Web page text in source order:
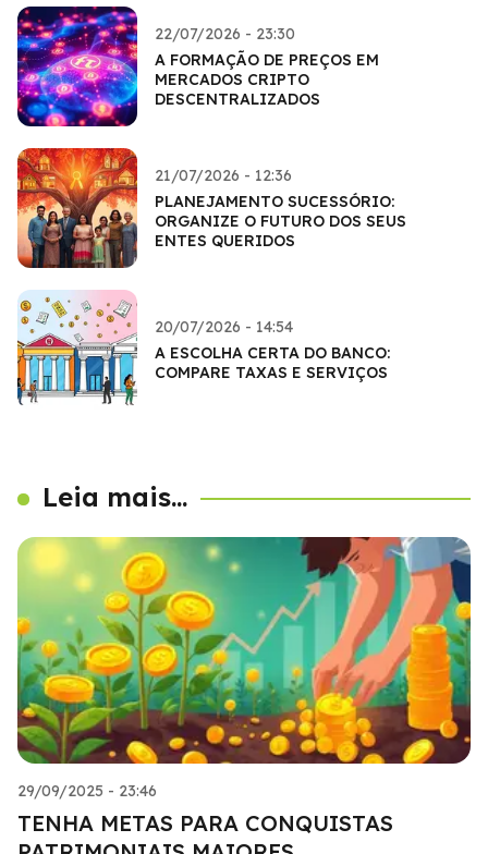
22/07/2026 - 23:30
A FORMAÇÃO DE PREÇOS EM
MERCADOS CRIPTO
DESCENTRALIZADOS
21/07/2026 - 12:36
PLANEJAMENTO SUCESSÓRIO:
ORGANIZE O FUTURO DOS SEUS
ENTES QUERIDOS
20/07/2026 - 14:54
A ESCOLHA CERTA DO BANCO:
COMPARE TAXAS E SERVIÇOS
Leia mais...
29/09/2025 - 23:46
TENHA METAS PARA CONQUISTAS